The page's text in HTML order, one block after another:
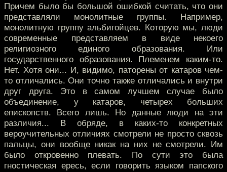
Причем было бы большой ошибкой считать, что они
представляли монолитные группы. Например,
монолитную группу альбигойцев. Которую мы, люди
современные представляем в виде некоего
религиозного единого образования. Или
государственного образования. Племенем каким-то.
Нет. Хотя они... И, видимо, паторены от катаров чем-
то отличались. Они точно также отличались и внутри
друг друга. Это в самом лучшем случае было
объединение, у катаров, четырех больших
епископств. Всего лишь. Но данные люди на эти
различия... В обряде, в каких-то конкретных
вероучительных отличиях смотрели не просто сквозь
пальцы, они вообще никак на них не смотрели. Им
было откровенно плевать. По сути это была
гностическая ересь, если говорить языком папского